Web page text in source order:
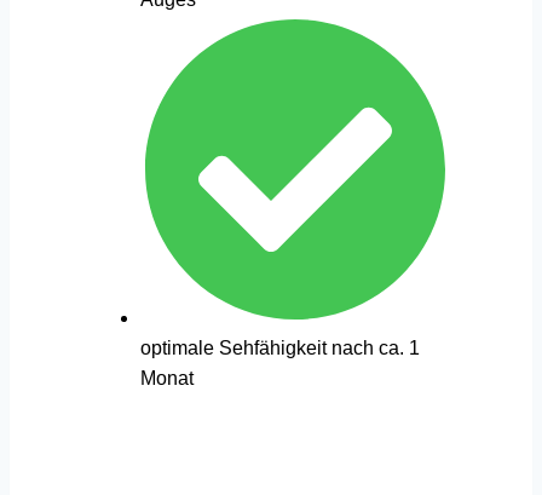
optimale Sehfähigkeit nach ca. 1
Monat